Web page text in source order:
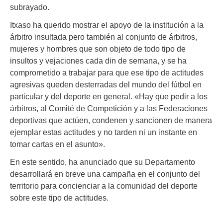
subrayado.
Itxaso ha querido mostrar el apoyo de la institución a la
árbitro insultada pero también al conjunto de árbitros,
mujeres y hombres que son objeto de todo tipo de
insultos y vejaciones cada din de semana, y se ha
comprometido a trabajar para que ese tipo de actitudes
agresivas queden desterradas del mundo del fútbol en
particular y del deporte en general. «Hay que pedir a los
árbitros, al Comité de Competición y a las Federaciones
deportivas que actúen, condenen y sancionen de manera
ejemplar estas actitudes y no tarden ni un instante en
tomar cartas en el asunto».
En este sentido, ha anunciado que su Departamento
desarrollará en breve una campaña en el conjunto del
territorio para concienciar a la comunidad del deporte
sobre este tipo de actitudes.